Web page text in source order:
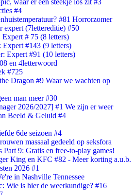
waar er een steekje los zit #3
#4
#81 Horrorzomer
expert (7lettereditie) #50
Expert # 75 (8 letters)
Expert #143 (9 letters)
Expert #91 (10 letters)
en 4letterwoord
#725
Dragon #9 Waar we wachten op
man meer #30
2026/2027] #1 We zijn er weer
Beeld & Geluid #4
6de seizoen #4
massaal gedeeld op seksfora
Part 9: Gratis en free-to-play games!
King en KFC #82 - Meer korting a.u.b.
2026 #1
in Nashville Tennessee
Wie is hier de weerkundige? #16